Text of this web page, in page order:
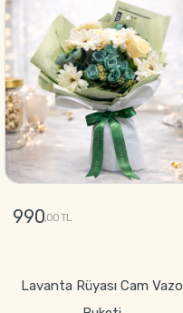
990,00 TL
Lavanta Rüyası Cam Vazo